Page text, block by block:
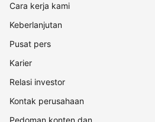
Cara kerja kami
Keberlanjutan
Pusat pers
Karier
Relasi investor
Kontak perusahaan
Pedoman konten dan